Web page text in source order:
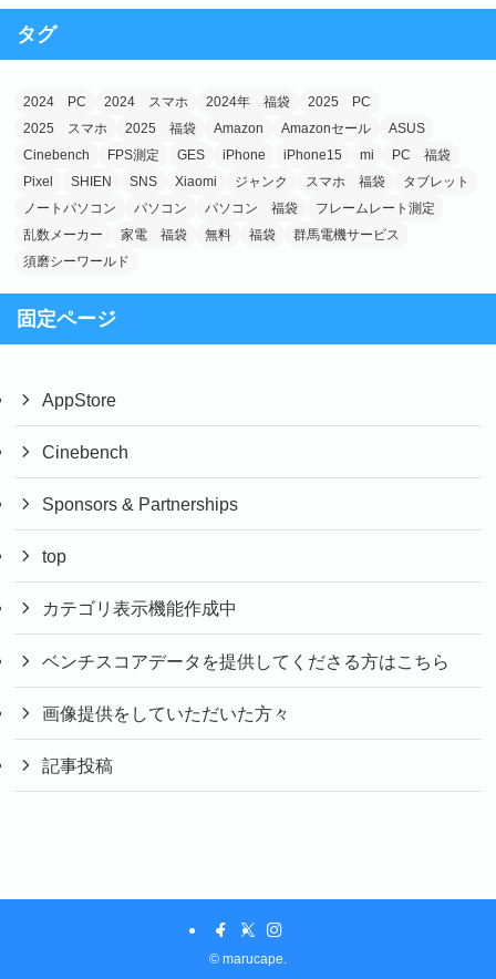
ゴ
リ
タグ
2024 PC 2024 スマホ 2024年 福袋
2025 PC
2025 スマホ
2025 福袋 Amazon Amazonセール
ASUS
Cinebench
FPS測定 GES iPhone iPhone15 mi
PC 福袋
Pixel
SHIEN SNS Xiaomi ジャンク スマホ 福袋
タブレット
ノートパソコン
パソコン パソコン 福袋
フレームレート測定
乱数メーカー
家電 福袋 無料 福袋
群馬電機サービス
須磨シーワールド
固定ページ
AppStore
Cinebench
Sponsors & Partnerships
top
カテゴリ表示機能作成中
ベンチスコアデータを提供してくださる方はこちら
画像提供をしていただいた方々
記事投稿
© marucape.